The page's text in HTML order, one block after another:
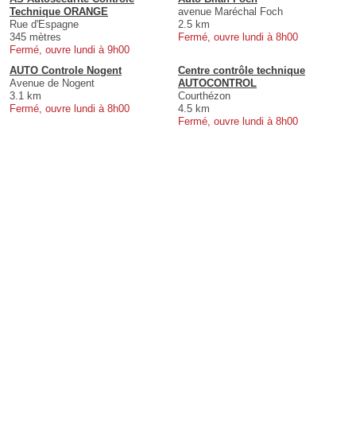
Technique ORANGE
Rue d'Espagne
345 mètres
Fermé, ouvre lundi à 9h00
avenue Maréchal Foch
2.5 km
Fermé, ouvre lundi à 8h00
AUTO Controle Nogent
Avenue de Nogent
3.1 km
Fermé, ouvre lundi à 8h00
Centre contrôle technique
AUTOCONTROL
Courthézon
4.5 km
Fermé, ouvre lundi à 8h00